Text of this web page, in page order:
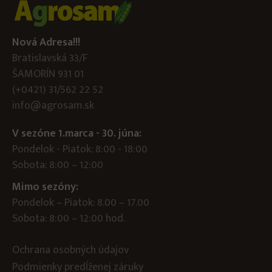
Nová Adresa!!!
Bratislavská 33/F
ŠAMORÍN 931 01
(+0421) 31/562 22 52
info@agrosam.sk
V sezóne 1.marca - 30. júna:
Pondelok - Piatok: 8:00 - 18:00
Sobota: 8:00 – 12:00
Mimo sezóny:
Pondelok – Piatok: 8.00 – 17.00
Sobota: 8:00 – 12:00 hod.
Ochrana osobných údajov
Podmienky predĺženej záruky